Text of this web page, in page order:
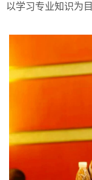
以学习专业知识为